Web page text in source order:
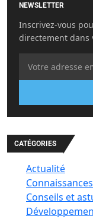
NEWSLETTER
Inscrivez-vous
directement dans
CATÉGORIES
Actualité
Connaissances
Conseils et